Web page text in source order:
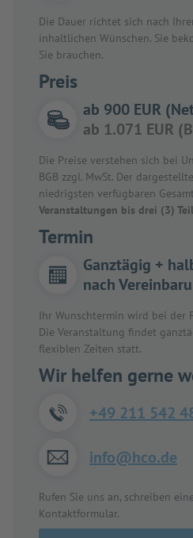
Die Dauer richtet sich nach
inhaltlichen Wünschen. Sie
Sie brauchen.
Preis
ab 900 EUR
ab 1.071 EUR
Die Preise verstehen sich bei
BGB zzgl. MwSt. Der
niedrigsten verfügbaren
Veranstaltungen bis drei (3)
Termin
Ganztägig +
nach
Ihr Wunschtermin wird bei der
Die Veranstaltung findet
flexiblen Zeiten statt.
Wir helfen gerne
+49 211 542
info@hco.de
Rufen Sie uns an, schreiben
Kontaktformular.